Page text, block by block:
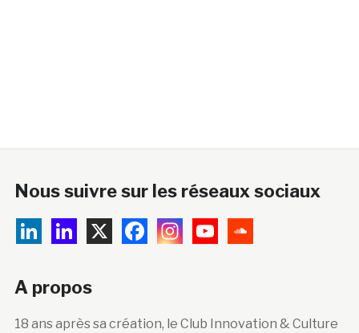
Nous suivre sur les réseaux sociaux
A propos
18 ans après sa création, le Club Innovation & Culture